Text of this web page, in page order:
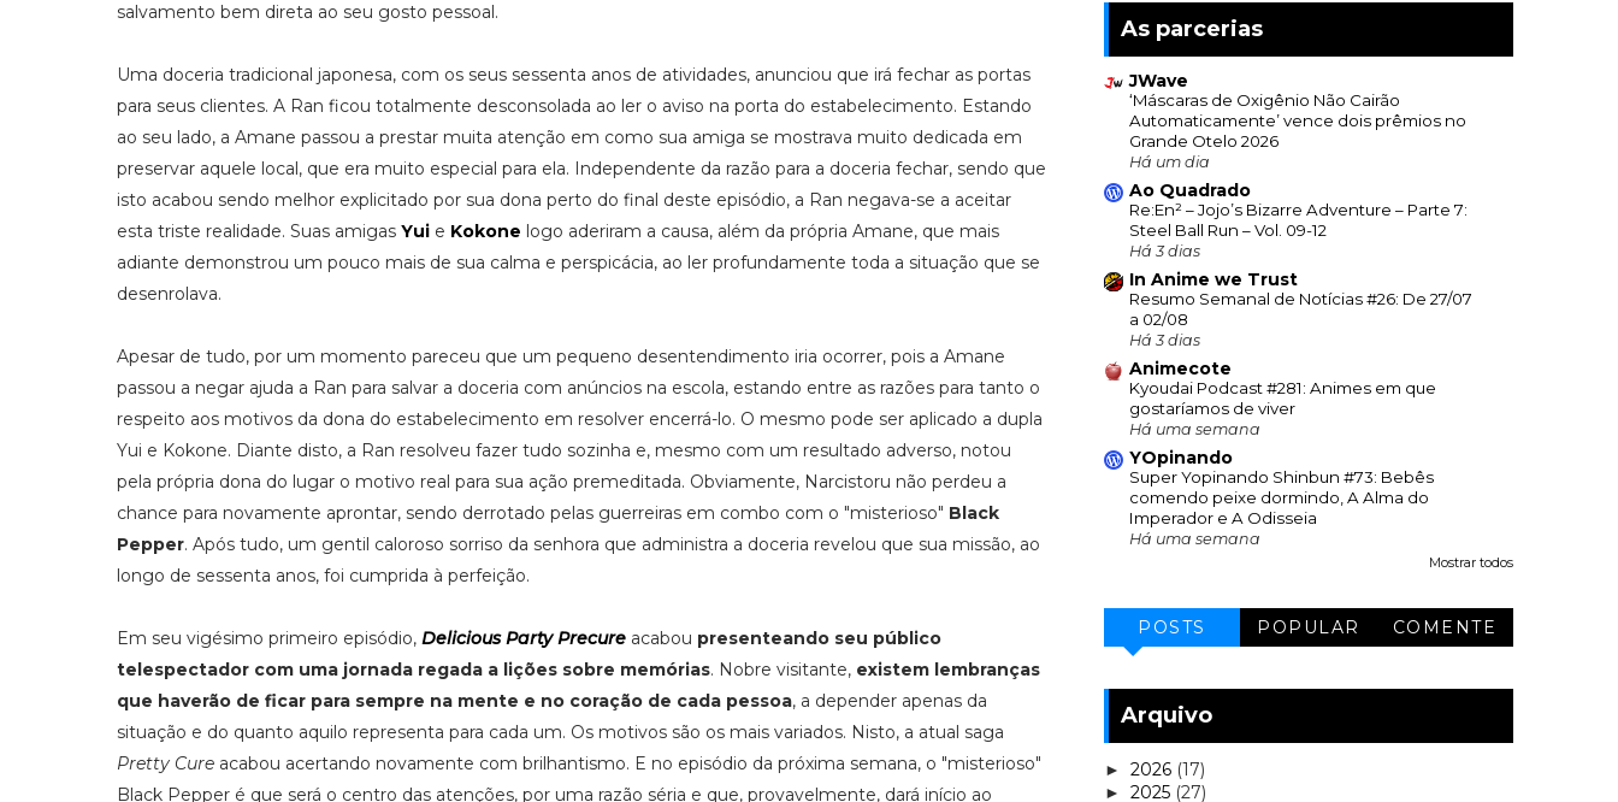
salvamento bem direta ao seu gosto pessoal.
Uma doceria tradicional japonesa, com os seus sessenta anos de atividades, anunciou que irá fechar as portas
para seus clientes. A Ran ficou totalmente desconsolada ao ler o aviso na porta do estabelecimento. Estando
ao seu lado, a Amane passou a prestar muita atenção em como sua amiga se mostrava muito dedicada em
preservar aquele local, que era muito especial para ela. Independente da razão para a doceria fechar, sendo que
isto acabou sendo melhor explicitado por sua dona perto do final deste episódio, a Ran negava-se a aceitar
esta triste realidade. Suas amigas Yui e Kokone logo aderiram a causa, além da própria Amane, que mais
adiante demonstrou um pouco mais de sua calma e perspicácia, ao ler profundamente toda a situação que se
desenrolava.
Apesar de tudo, por um momento pareceu que um pequeno desentendimento iria ocorrer, pois a Amane
passou a negar ajuda a Ran para salvar a doceria com anúncios na escola, estando entre as razões para tanto o
respeito aos motivos da dona do estabelecimento em resolver encerrá-lo. O mesmo pode ser aplicado a dupla
Yui e Kokone. Diante disto, a Ran resolveu fazer tudo sozinha e, mesmo com um resultado adverso, notou
pela própria dona do lugar o motivo real para sua ação premeditada. Obviamente, Narcistoru não perdeu a
chance para novamente aprontar, sendo derrotado pelas guerreiras em combo com o "misterioso" Black
Pepper. Após tudo, um gentil caloroso sorriso da senhora que administra a doceria revelou que sua missão, ao
longo de sessenta anos, foi cumprida à perfeição.
Em seu vigésimo primeiro episódio, Delicious Party Precure acabou presenteando seu público
telespectador com uma jornada regada a lições sobre memórias. Nobre visitante, existem lembranças
que haverão de ficar para sempre na mente e no coração de cada pessoa, a depender apenas da
situação e do quanto aquilo representa para cada um. Os motivos são os mais variados. Nisto, a atual saga
Pretty Cure acabou acertando novamente com brilhantismo. E no episódio da próxima semana, o "misterioso"
Black Pepper é que será o centro das atenções, por uma razão séria e que, provavelmente, dará início ao
As parcerias
JWave
‘Máscaras de Oxigênio Não Cairão
Automaticamente’ vence dois prêmios no
Grande Otelo 2026
Há um dia
Ao Quadrado
Re:En² – Jojo’s Bizarre Adventure – Parte 7:
Steel Ball Run – Vol. 09-12
Há 3 dias
In Anime we Trust
Resumo Semanal de Notícias #26: De 27/07
a 02/08
Há 3 dias
Animecote
Kyoudai Podcast #281: Animes em que
gostaríamos de viver
Há uma semana
YOpinando
Super Yopinando Shinbun #73: Bebês
comendo peixe dormindo, A Alma do
Imperador e A Odisseia
Há uma semana
Mostrar todos
POSTS POPULAR COMENTE
Arquivo
► 2026 (17)
► 2025 (27)